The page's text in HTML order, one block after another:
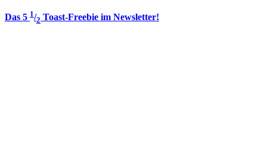
Das 5 1/2 Toast-Freebie im Newsletter!